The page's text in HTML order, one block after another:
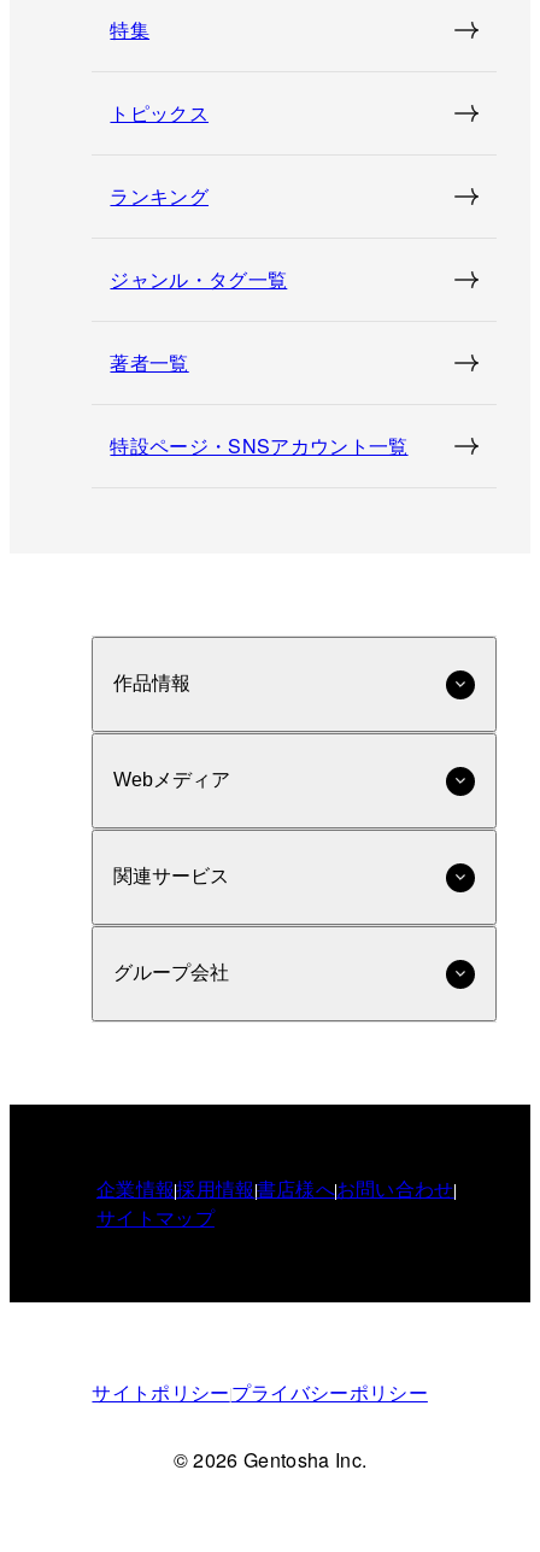
特集
トピックス
ランキング
ジャンル・タグ一覧
著者一覧
特設ページ・SNSアカウント一覧
作品情報
Webメディア
関連サービス
グループ会社
企業情報採用情報書店様へお問い合わせ
サイトマップ
サイトポリシープライバシーポリシー
© 2026 Gentosha Inc.